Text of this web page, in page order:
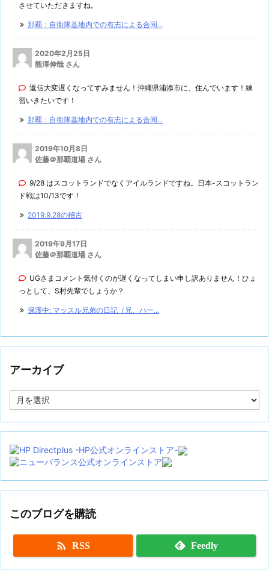
させていただきますね。
那覇：自衛隊基地内での有志による合同...
2020年2月25日
熊澤伸哉 さん
返信大変遅くなってすみません！沖縄県浦添市に、住んでいます！練
習いきたいです！
那覇：自衛隊基地内での有志による合同...
2019年10月8日
佐藤＠那覇道場 さん
9/28 はスコットランドでなくアイルランドですね。日本-スコットラン
ド戦は10/13です！
2019.9.28の稽古
2019年9月17日
佐藤＠那覇道場 さん
UGさまコメント気付くのが遅くなってしまい申し訳ありません！ひょ
っとして、S村先輩でしょうか？
保護中: マッスル兄弟の日記（兄、ハー...
アーカイブ
ー
イ
このブログを購読
 RSS Feedly